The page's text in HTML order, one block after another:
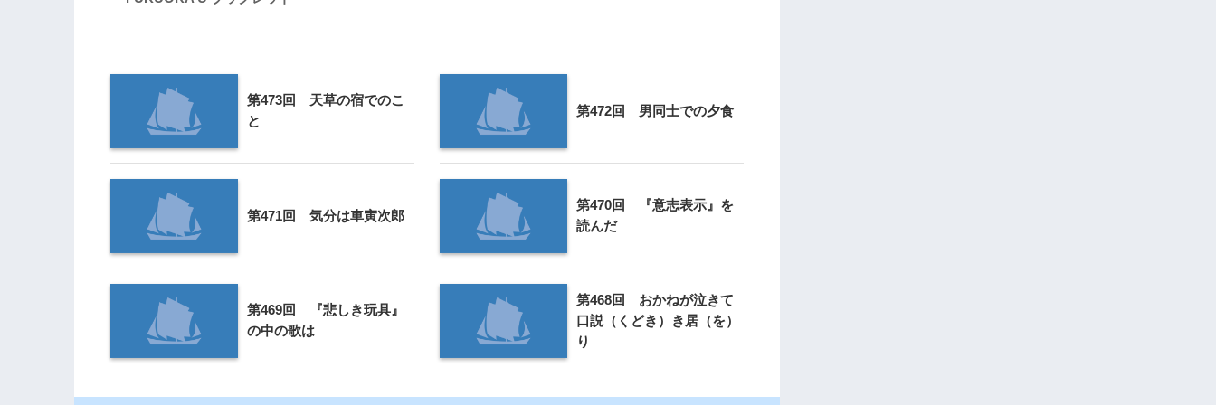
第473回 天草の宿でのこ
と
第472回 男同士での夕食
第471回 気分は車寅次郎
第470回 『意志表示』を
読んだ
第469回 『悲しき玩具』
の中の歌は
第468回 おかねが泣きて
口説（くどき）き居（を）
り